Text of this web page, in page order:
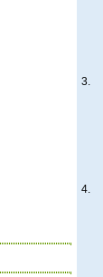
3.
4.